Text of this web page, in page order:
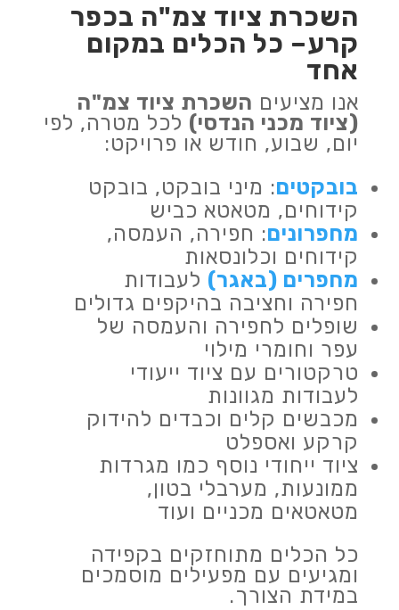
השכרת ציוד צמ"ה בכפר
קרע– כל הכלים במקום
אחד
אנו מציעים השכרת ציוד צמ"ה
(ציוד מכני הנדסי) לכל מטרה, לפי
יום, שבוע, חודש או פרויקט:
בובקטים: מיני בובקט, בובקט
קידוחים, מטאטא כביש
מחפרונים: חפירה, העמסה,
קידוחים וכלונסאות
מחפרים (באגר) לעבודות
חפירה וחציבה בהיקפים גדולים
שופלים לחפירה והעמסה של
עפר וחומרי מילוי
טרקטורים עם ציוד ייעודי
לעבודות מגוונות
מכבשים קלים וכבדים להידוק
קרקע ואספלט
ציוד ייחודי נוסף כמו מגרדות
ממונעות, מערבלי בטון,
מטאטאים מכניים ועוד
כל הכלים מתוחזקים בקפידה
ומגיעים עם מפעילים מוסמכים
במידת הצורך.